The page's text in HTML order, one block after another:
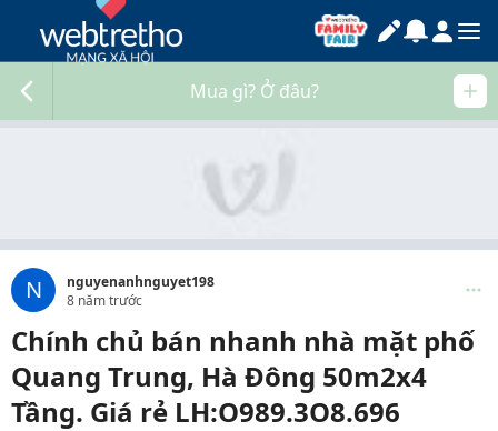
Mua gì? Ở đâu?
N
nguyenanhnguyet198
8 năm trước
Chính chủ bán nhanh nhà mặt phố
Quang Trung, Hà Đông 50m2x4
Tầng. Giá rẻ LH:O989.3O8.696